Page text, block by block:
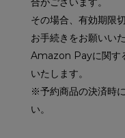
その場合、有効期限
お手続きをお願いいた
Amazon Payに関す
いたします。
※予約商品の決済時
い。